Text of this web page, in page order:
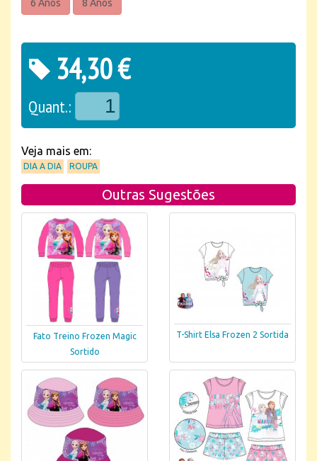
6 Anos 8 Anos
34,30 €
Quant.:
Veja mais em:
DIA A DIA ROUPA
Outras Sugestões
Fato Treino Frozen Magic
Sortido
T-Shirt Elsa Frozen 2 Sortida